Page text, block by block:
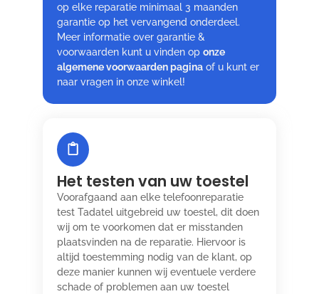
op elke reparatie minimaal 3 maanden
garantie op het vervangend onderdeel.
Meer informatie over garantie &
voorwaarden kunt u vinden op onze
algemene voorwaarden pagina of u kunt er
naar vragen in onze winkel!
Het testen van uw toestel
Voorafgaand aan elke telefoonreparatie
test Tadatel uitgebreid uw toestel, dit doen
wij om te voorkomen dat er misstanden
plaatsvinden na de reparatie. Hiervoor is
altijd toestemming nodig van de klant, op
deze manier kunnen wij eventuele verdere
schade of problemen aan uw toestel